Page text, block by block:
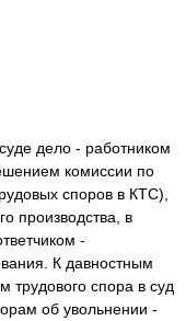
дело - работником
комиссии по
споров в КТС),
производства, в
-
К давностным
спора в суд
об увольнении -